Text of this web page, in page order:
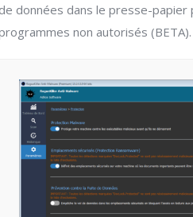
de données dans le presse-papier
non autorisés (BETA).